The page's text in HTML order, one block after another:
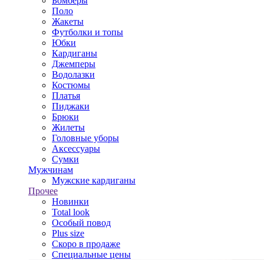
Поло
Жакеты
Футболки и топы
Юбки
Кардиганы
Джемперы
Водолазки
Костюмы
Платья
Пиджаки
Брюки
Жилеты
Головные уборы
Аксессуары
Сумки
Мужчинам
Мужские кардиганы
Прочее
Новинки
Total look
Особый повод
Plus size
Скоро в продаже
Специальные цены